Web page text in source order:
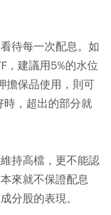
待每一次配息。如
，建議用5%的水位
擔保品使用，則可
時，超出的部分就
持高檔，更不能認
來就不保證配息
分股的表現。